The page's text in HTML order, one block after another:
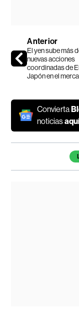
Anterior
El yen sube más
nuevas acciones
coordinadas de
Japón en el
Convierta
noticias
Temas de este